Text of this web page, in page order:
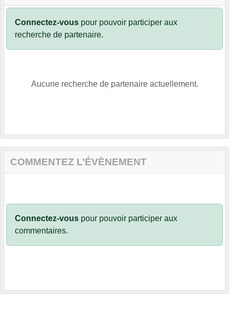
Connectez-vous pour pouvoir participer aux
recherche de partenaire.
Aucune recherche de partenaire actuellement.
COMMENTEZ L’ÉVÈNEMENT
Connectez-vous pour pouvoir participer aux
commentaires.